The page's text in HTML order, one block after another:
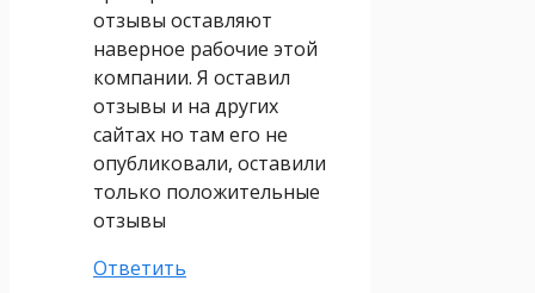
отзывы оставляют
наверное рабочие этой
компании. Я оставил
отзывы и на других
сайтах но там его не
опубликовали, оставили
только положительные
отзывы
Ответить